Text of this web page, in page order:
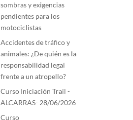
sombras y exigencias
pendientes para los
motociclistas
Accidentes de tráfico y
animales: ¿De quién es la
responsabilidad legal
frente a un atropello?
Curso Iniciación Trail -
ALCARRAS- 28/06/2026
Curso